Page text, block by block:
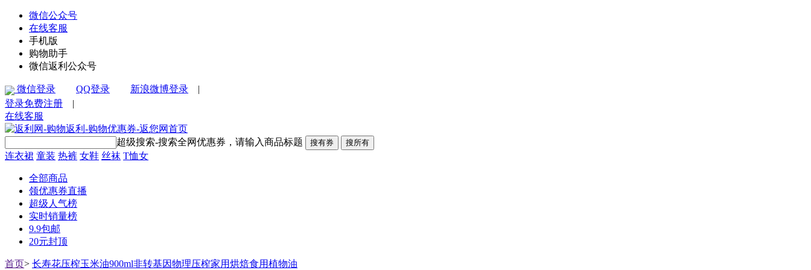
微信公众号
在线客服
手机版
购物助手
微信返利公众号
微信登录 QQ登录 新浪微博登录 |
登录免费注册 |
在线客服
超级搜索-搜索全网优惠券，请输入商品标题 搜有券 搜所有
连衣裙 童装 热裤 女鞋 丝袜 T恤女
全部商品
领优惠券直播
超级人气榜
实时销量榜
9.9包邮
20元封顶
首页> 长寿花压榨玉米油900ml非转基因物理压榨家用烘焙食用植物油